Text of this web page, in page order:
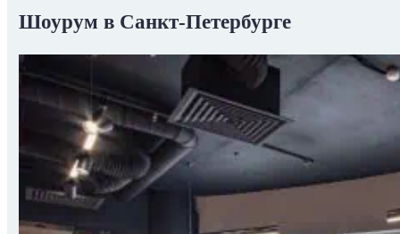
Шоурум в Санкт-Петербурге